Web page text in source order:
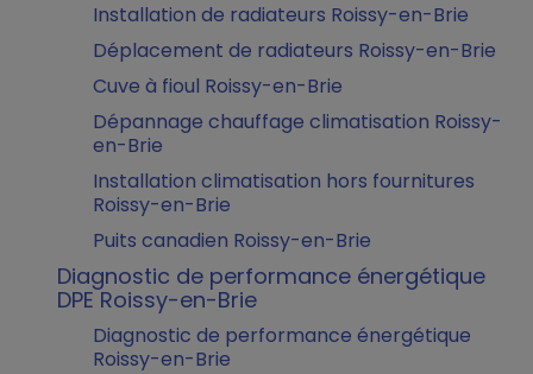
Installation de radiateurs Roissy-en-Brie
Déplacement de radiateurs Roissy-en-Brie
Cuve à fioul Roissy-en-Brie
Dépannage chauffage climatisation Roissy-
en-Brie
Installation climatisation hors fournitures
Roissy-en-Brie
Puits canadien Roissy-en-Brie
Diagnostic de performance énergétique
DPE Roissy-en-Brie
Diagnostic de performance énergétique
Roissy-en-Brie